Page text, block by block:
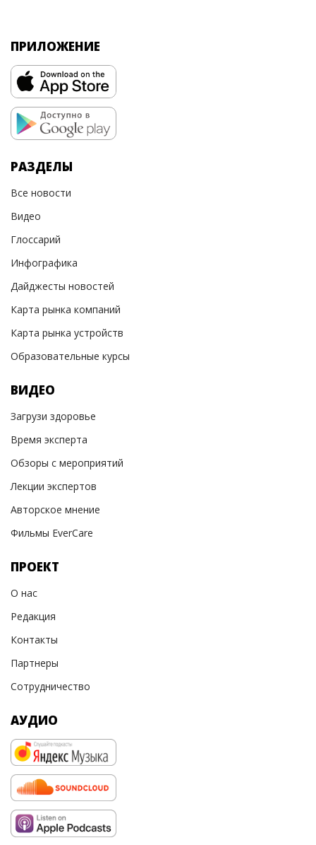
ПРИЛОЖЕНИЕ
РАЗДЕЛЫ
Все новости
Видео
Глоссарий
Инфографика
Дайджесты новостей
Карта рынка компаний
Карта рынка устройств
Образовательные курсы
ВИДЕО
Загрузи здоровье
Время эксперта
Обзоры с мероприятий
Лекции экспертов
Авторское мнение
Фильмы EverCare
ПРОЕКТ
О нас
Редакция
Контакты
Партнеры
Сотрудничество
АУДИО